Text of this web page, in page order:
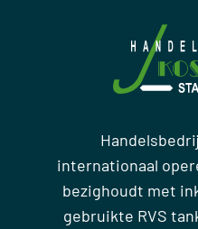
internationaal
bezighoudt met
gebruikte RVS